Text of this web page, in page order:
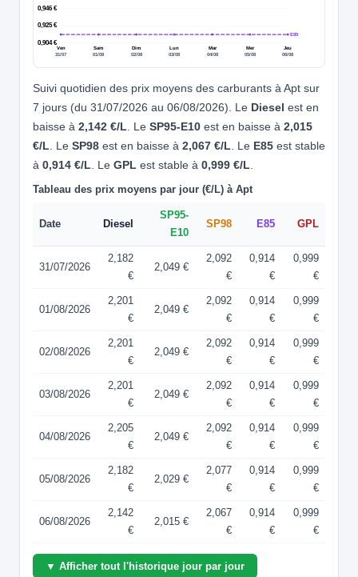
0,904 €
0,925 €
0,946 €
Ven
31/07
Sam
01/08
Dim
02/08
Lun
03/08
Mar
04/08
Mer
05/08
Jeu
06/08
E85
Suivi quotidien des prix moyens des carburants à Apt sur
7 jours (du 31/07/2026 au 06/08/2026). Le Diesel est en
baisse à 2,142 €/L. Le SP95-E10 est en baisse à 2,015
€/L. Le SP98 est en baisse à 2,067 €/L. Le E85 est stable
à 0,914 €/L. Le GPL est stable à 0,999 €/L.
Tableau des prix moyens par jour (€/L) à Apt
Date Diesel
SP95-
E10
SP98 E85 GPL
31/07/2026
2,182
€
2,049 €
2,092
€
0,914
€
0,999
€
01/08/2026
2,201
€
2,049 €
2,092
€
0,914
€
0,999
€
02/08/2026
2,201
€
2,049 €
2,092
€
0,914
€
0,999
€
03/08/2026
2,201
€
2,049 €
2,092
€
0,914
€
0,999
€
04/08/2026
2,205
€
2,049 €
2,092
€
0,914
€
0,999
€
05/08/2026
2,182
€
2,029 €
2,077
€
0,914
€
0,999
€
06/08/2026
2,142
€
2,015 €
2,067
€
0,914
€
0,999
€
▼ Afficher tout l'historique jour par jour